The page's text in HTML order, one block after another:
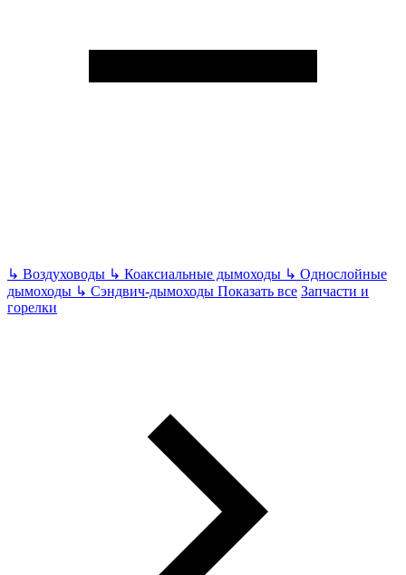
↳ Воздуховоды ↳ Коаксиальные дымоходы ↳ Однослойные
дымоходы ↳ Сэндвич-дымоходы Показать все Запчасти и
горелки